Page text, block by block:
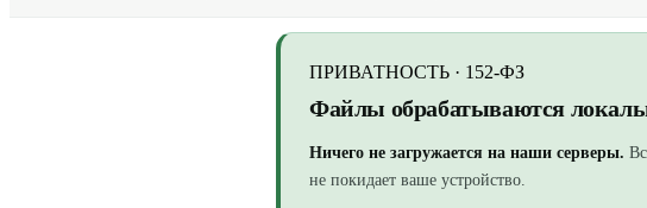
ПРИВАТНОСТЬ · 152-ФЗ
Файлы обрабатываются
Ничего не загружается на наши серверы.
не покидает ваше устройство.